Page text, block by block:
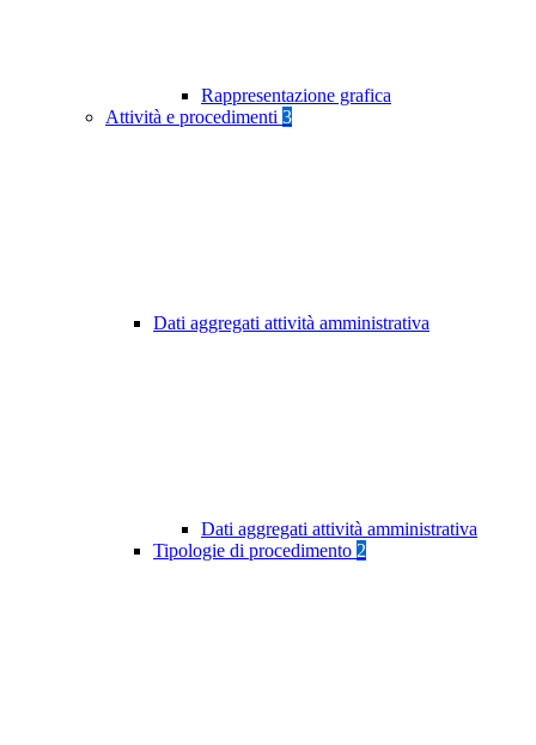
Rappresentazione grafica
Attività e procedimenti 3
Dati aggregati attività amministrativa
Dati aggregati attività amministrativa
Tipologie di procedimento 2